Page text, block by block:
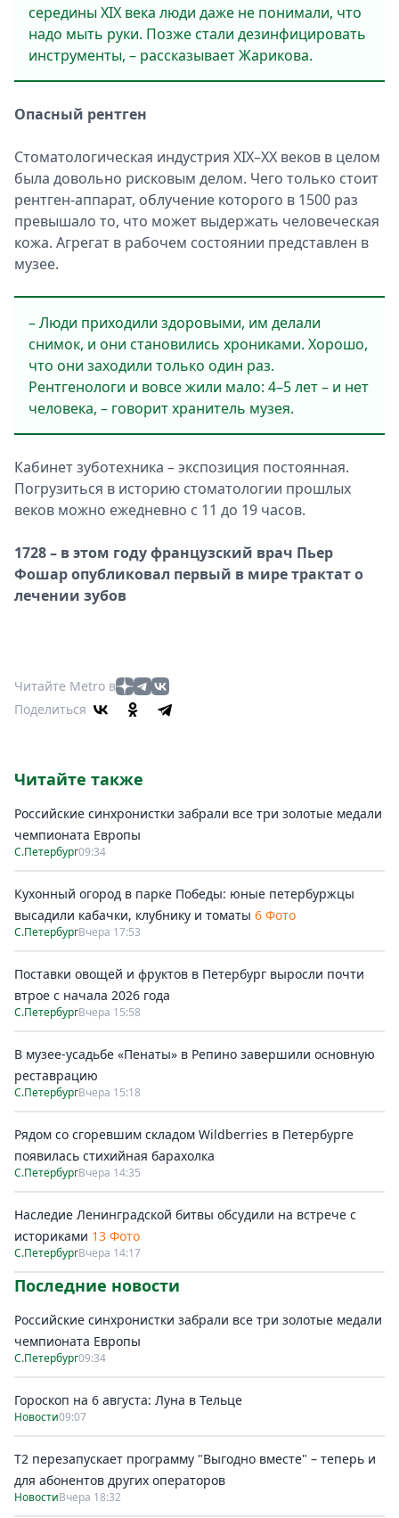
середины XIX века люди даже не понимали, что
надо мыть руки. Позже стали дезинфицировать
инструменты, – рассказывает Жарикова.
Опасный рентген
Стоматологическая индустрия XIX–XX веков в целом
была довольно рисковым делом. Чего только стоит
рентген-аппарат, облучение которого в 1500 раз
превышало то, что может выдержать человеческая
кожа. Агрегат в рабочем состоянии представлен в
музее.
– Люди приходили здоровыми, им делали
снимок, и они становились хрониками. Хорошо,
что они заходили только один раз.
Рентгенологи и вовсе жили мало: 4–5 лет – и нет
человека, – говорит хранитель музея.
Кабинет зуботехника – экспозиция постоянная.
Погрузиться в историю стоматологии прошлых
веков можно ежедневно с 11 до 19 часов.
1728 – в этом году французский врач Пьер
Фошар опубликовал первый в мире трактат о
лечении зубов
Читайте Metro в
Поделиться
Читайте также
Российские синхронистки забрали все три золотые медали
чемпионата Европы
С.Петербург09:34
Кухонный огород в парке Победы: юные петербуржцы
высадили кабачки, клубнику и томаты 6 Фото
С.ПетербургВчера 17:53
Поставки овощей и фруктов в Петербург выросли почти
втрое с начала 2026 года
С.ПетербургВчера 15:58
В музее-усадьбе «Пенаты» в Репино завершили основную
реставрацию
С.ПетербургВчера 15:18
Рядом со сгоревшим складом Wildberries в Петербурге
появилась стихийная барахолка
С.ПетербургВчера 14:35
Наследие Ленинградской битвы обсудили на встрече с
историками 13 Фото
С.ПетербургВчера 14:17
Последние новости
Российские синхронистки забрали все три золотые медали
чемпионата Европы
С.Петербург09:34
Гороскоп на 6 августа: Луна в Тельце
Новости09:07
Т2 перезапускает программу "Выгодно вместе" – теперь и
для абонентов других операторов
НовостиВчера 18:32